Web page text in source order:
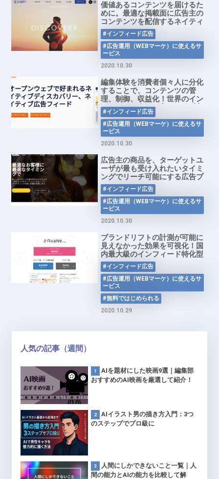
価値あるコンテンツを届けるた
めに。最適な掲載面に広告主の
コンテンツを配信するネイティ
ヴアドプラットフォーム
「popln」
#インフィード広告
#広告運用（WEBマーケ）に使えるサ
ービス
2020.10.30
編集体験を消費者個々人に分化
することで、コンテンツの管
理、制御、収益化！世界のイン
ターネット人口の実に1/3に対
して発見と体験を提供するネイ
ティブ広告フィード
「Outbrain」
#インフィード広告
#広告運用（WEBマーケ）に使えるサ
ービス
2020.10.30
広告主の商品を、ターゲットユ
ーザが最も受け入れたいタイミ
ングでリーチ可能にする広告プ
ラットフォーム「Taboola」
#インフィード広告
#広告運用（WEBマーケ）に使えるサ
ービス
2020.10.30
ブランドリフトの計測が可能に
見えなかった効果を可視化！国
内最大級のインフィード特化型
アドネットワーク 「AkaNe」
#インフィード広告
#広告運用（WEBマーケ）に使えるサ
ービス
#無料ではじめられる
2020.10.29
人気の記事（週間）
AIを題材にした映画9選｜編集部
おすすめのAI映画を厳選して紹介！
AIイラスト男の描き方入門：3つ
のステップでプロ級に
人間にしかできないこと一覧｜人
間の能力とAIの能力を比較して解